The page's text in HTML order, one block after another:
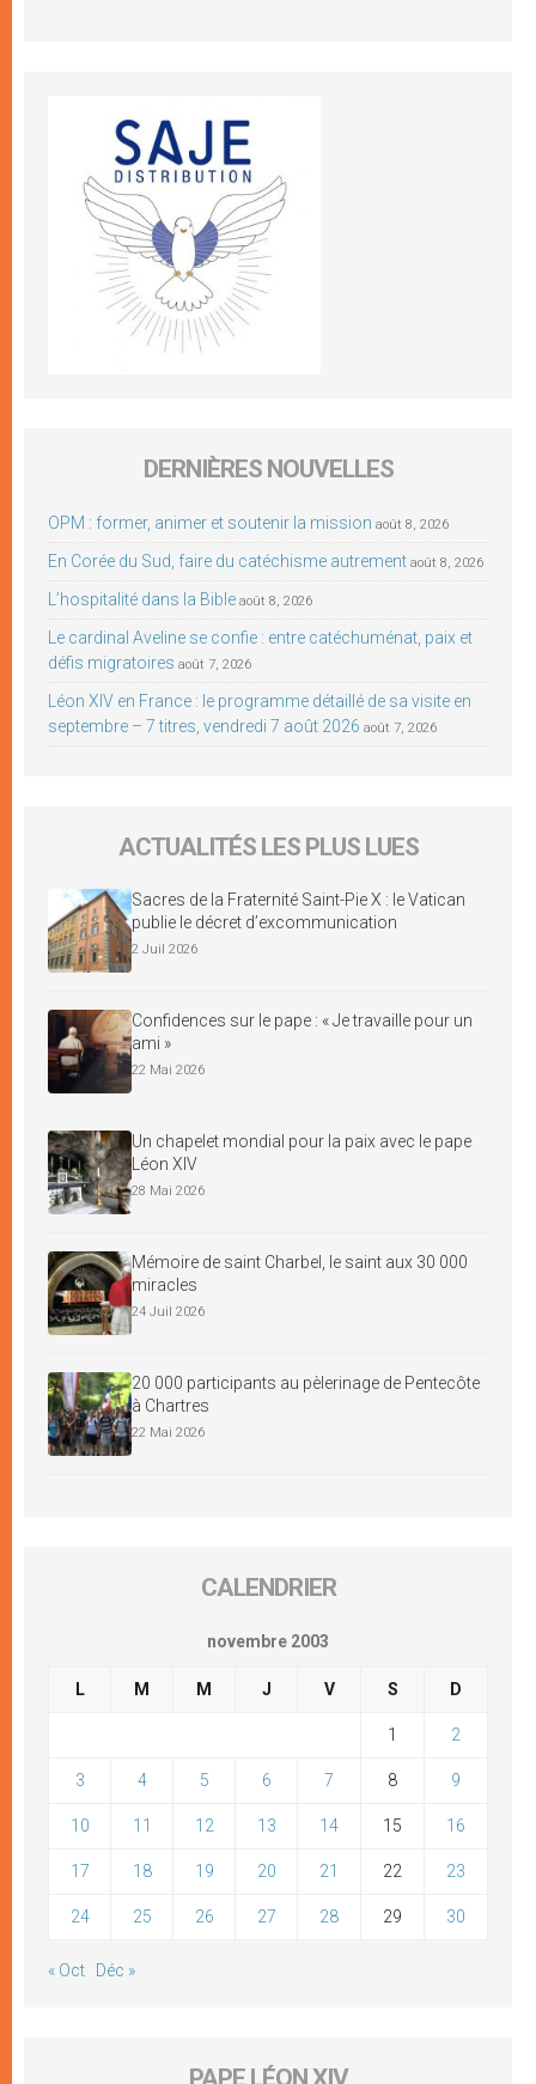
DERNIÈRES NOUVELLES
OPM : former, animer et soutenir la mission août 8, 2026
En Corée du Sud, faire du catéchisme autrement août 8, 2026
L’hospitalité dans la Bible août 8, 2026
Le cardinal Aveline se confie : entre catéchuménat, paix et
défis migratoires août 7, 2026
Léon XIV en France : le programme détaillé de sa visite en
septembre – 7 titres, vendredi 7 août 2026 août 7, 2026
ACTUALITÉS LES PLUS LUES
Sacres de la Fraternité Saint-Pie X : le Vatican
publie le décret d’excommunication
2 Juil 2026
Confidences sur le pape : « Je travaille pour un
ami »
22 Mai 2026
Un chapelet mondial pour la paix avec le pape
Léon XIV
28 Mai 2026
Mémoire de saint Charbel, le saint aux 30 000
miracles
24 Juil 2026
20 000 participants au pèlerinage de Pentecôte
à Chartres
22 Mai 2026
CALENDRIER
novembre 2003
L M M J V S D
1 2
3 4 5 6 7 8 9
10 11 12 13 14 15 16
17 18 19 20 21 22 23
24 25 26 27 28 29 30
« Oct Déc »
PAPE LÉON XIV